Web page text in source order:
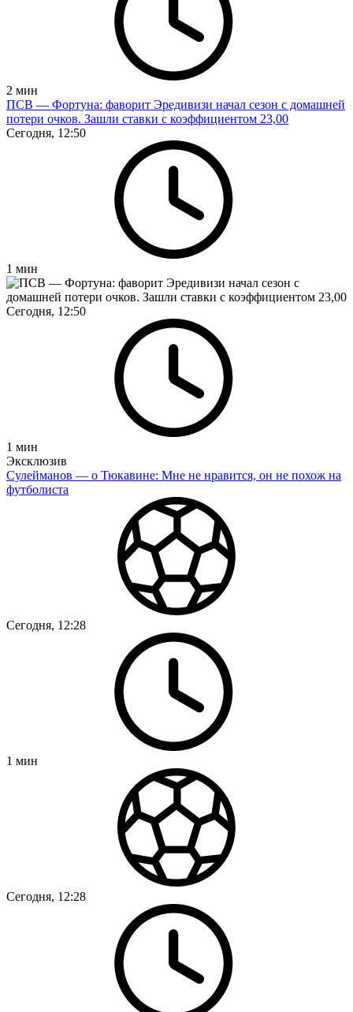
2 мин
ПСВ — Фортуна: фаворит Эредивизи начал сезон с домашней
потери очков. Зашли ставки с коэффициентом 23,00
Сегодня, 12:50
1 мин
Сегодня, 12:50
1 мин
Эксклюзив
Сулейманов — о Тюкавине: Мне не нравится, он не похож на
футболиста
Сегодня, 12:28
1 мин
Сегодня, 12:28